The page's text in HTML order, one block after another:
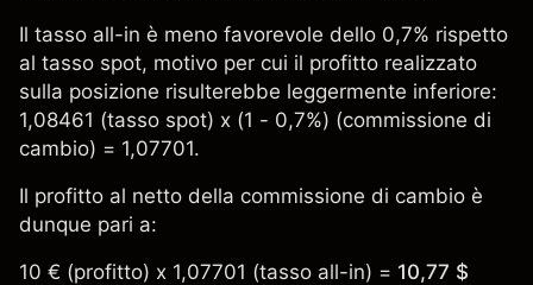
Il tasso all-in è meno favorevole dello 0,7% rispetto
al tasso spot, motivo per cui il profitto realizzato
sulla posizione risulterebbe leggermente inferiore:
1,08461 (tasso spot) x (1 - 0,7%) (commissione di
cambio) = 1,07701.
Il profitto al netto della commissione di cambio è
dunque pari a:
10 € (profitto) x 1,07701 (tasso all-in) = 10,77 $